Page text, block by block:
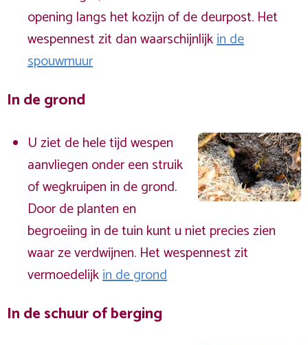
opening langs het kozijn of de deurpost. Het
wespennest zit dan waarschijnlijkin de
spouwmuur
In de grond
U ziet de hele tijd wespen
aanvliegen onder een struik
of wegkruipen in de grond.
Door de planten en
begroeiing in de tuin kunt u niet precies zien
waar ze verdwijnen. Het wespennest zit
vermoedelijkin de grond
In de schuur of berging